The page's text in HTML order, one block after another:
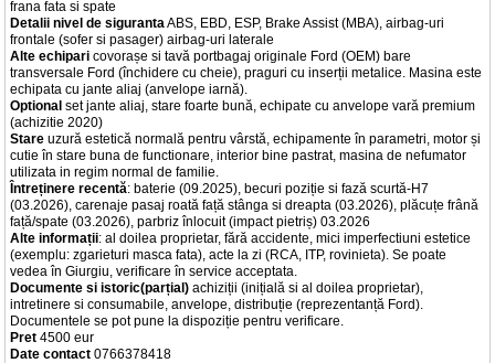
frana fata si spate
Detalii nivel de sigurantaABS, EBD, ESP, Brake Assist (MBA), airbag-uri
frontale (sofer si pasager) airbag-uri laterale
Alte echipari covorașe si tavă portbagaj originale Ford (OEM) bare
transversale Ford (închidere cu cheie), praguri cu inserții metalice. Masina este
echipata cu jante aliaj (anvelope iarnă).
Optional set jante aliaj, stare foarte bună, echipate cu anvelope vară premium
(achizitie 2020)
Stare uzură estetică normală pentru vârstă, echipamente în parametri, motor și
cutie în stare buna de functionare, interior bine pastrat, masina de nefumator
utilizata in regim normal de familie.
Întreținere recentă: baterie (09.2025), becuri poziție si fază scurtă-H7
(03.2026), carenaje pasaj roată față stânga si dreapta (03.2026), plăcuțe frână
față/spate (03.2026), parbriz înlocuit (impact pietriș) 03.2026
Alte informații: al doilea proprietar, fără accidente, mici imperfectiuni estetice
(exemplu: zgarieturi masca fata), acte la zi (RCA, ITP, rovinieta). Se poate
vedea în Giurgiu, verificare în service acceptata.
Documente si istoric(parțial) achiziții (inițială si al doilea proprietar),
intretinere si consumabile, anvelope, distribuție (reprezentanță Ford).
Documentele se pot pune la dispoziție pentru verificare.
Pret 4500 eur
Date contact 0766378418